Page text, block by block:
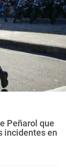
Peñarol que
incidentes en